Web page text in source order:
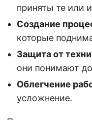
приняты те или
Создание
которые
Защита от
они понимают
Облегчение
усложнение.